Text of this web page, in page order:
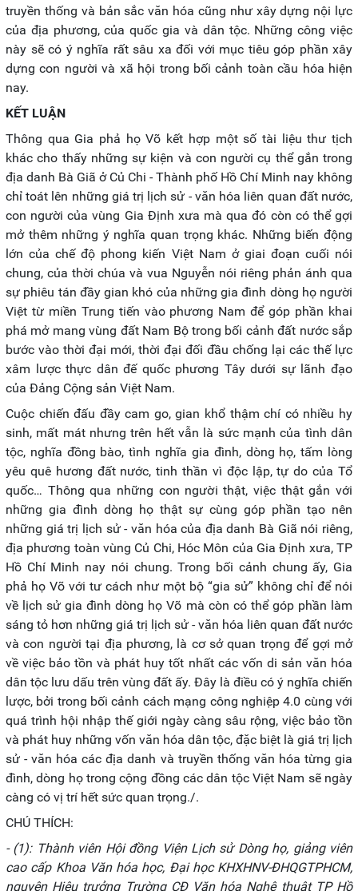
truyền thống và bản sắc văn hóa cũng như xây dựng nội lực
của địa phương, của quốc gia và dân tộc. Những công việc
này sẽ có ý nghĩa rất sâu xa đối với mục tiêu góp phần xây
dựng con người và xã hội trong bối cảnh toàn cầu hóa hiện
nay.
KẾT LUẬN
Thông qua Gia phả họ Võ kết hợp một số tài liệu thư tịch
khác cho thấy những sự kiện và con người cụ thể gắn trong
địa danh Bà Giã ở Củ Chi - Thành phố Hồ Chí Minh nay không
chỉ toát lên những giá trị lịch sử - văn hóa liên quan đất nước,
con người của vùng Gia Định xưa mà qua đó còn có thể gợi
mở thêm những ý nghĩa quan trọng khác. Những biến động
lớn của chế độ phong kiến Việt Nam ở giai đoạn cuối nói
chung, của thời chúa và vua Nguyễn nói riêng phản ánh qua
sự phiêu tán đầy gian khó của những gia đình dòng họ người
Việt từ miền Trung tiến vào phương Nam để góp phần khai
phá mở mang vùng đất Nam Bộ trong bối cảnh đất nước sắp
bước vào thời đại mới, thời đại đối đầu chống lại các thế lực
xâm lược thực dân đế quốc phương Tây dưới sự lãnh đạo
của Đảng Cộng sản Việt Nam.
Cuộc chiến đấu đầy cam go, gian khổ thậm chí có nhiều hy
sinh, mất mát nhưng trên hết vẫn là sức mạnh của tình dân
tộc, nghĩa đồng bào, tình nghĩa gia đình, dòng họ, tấm lòng
yêu quê hương đất nước, tinh thần vì độc lập, tự do của Tổ
quốc… Thông qua những con người thật, việc thật gắn với
những gia đình dòng họ thật sự cùng góp phần tạo nên
những giá trị lịch sử - văn hóa của địa danh Bà Giã nói riêng,
địa phương toàn vùng Củ Chi, Hóc Môn của Gia Định xưa, TP
Hồ Chí Minh nay nói chung. Trong bối cảnh chung ấy, Gia
phả họ Võ với tư cách như một bộ “gia sử” không chỉ để nói
về lịch sử gia đình dòng họ Võ mà còn có thể góp phần làm
sáng tỏ hơn những giá trị lịch sử - văn hóa liên quan đất nước
và con người tại địa phương, là cơ sở quan trọng để gợi mở
về việc bảo tồn và phát huy tốt nhất các vốn di sản văn hóa
dân tộc lưu dấu trên vùng đất ấy. Đây là điều có ý nghĩa chiến
lược, bởi trong bối cảnh cách mạng công nghiệp 4.0 cùng với
quá trình hội nhập thế giới ngày càng sâu rộng, việc bảo tồn
và phát huy những vốn văn hóa dân tộc, đặc biệt là giá trị lịch
sử - văn hóa các địa danh và truyền thống văn hóa từng gia
đình, dòng họ trong cộng đồng các dân tộc Việt Nam sẽ ngày
càng có vị trí hết sức quan trọng./.
CHÚ THÍCH:
- (1): Thành viên Hội đồng Viện Lịch sử Dòng họ, giảng viên
cao cấp Khoa Văn hóa học, Đại học KHXHNV-ĐHQGTPHCM,
nguyên Hiệu trưởng Trường CĐ Văn hóa Nghệ thuật TP Hồ